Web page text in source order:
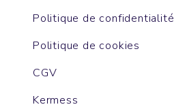
Politique de confidentialité
Politique de cookies
CGV
Kermess